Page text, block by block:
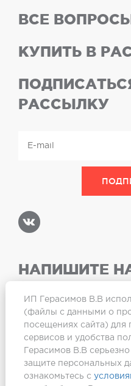
ВСЕ
КУПИТЬ В
РАССЫЛКУ
НАПИШИТЕ
ИП Герасимов В.В
(файлы с данными о
посещениях сайта) для
сервисов и удобства
Герасимов В.В
защите персональных
ознакомьтесь с